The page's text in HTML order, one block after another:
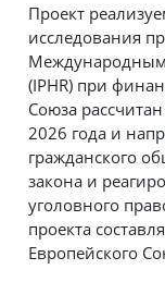
Проект
исследования
Международным
(IPHR) при
Союза
2026 года и
гражданского
закона и
уголовного
проекта
Европейского